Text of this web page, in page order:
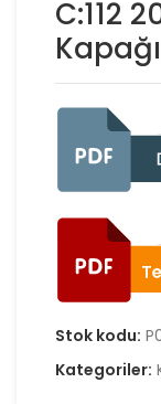
C:112
Kapağı
Stok kodu:
Kategoriler: